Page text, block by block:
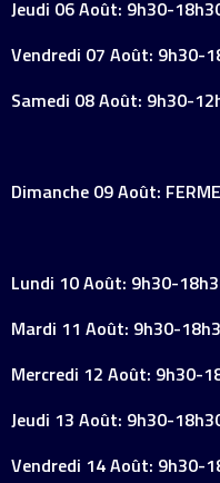
Jeudi 06 Août: 9h30-
Vendredi 07 Août: 9h30-
Samedi 08 Août: 9h30-
Dimanche 09 Août: FERME
Lundi 10 Août: 9h30-
Mardi 11 Août: 9h30-
Mercredi 12 Août: 9h30-
Jeudi 13 Août: 9h30-
Vendredi 14 Août: 9h30-